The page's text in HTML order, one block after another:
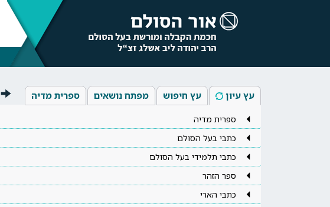
עץ עיון עץ חיפוש מפתח נושאים ספרית מדיה
ספרית מדיה
כתבי בעל הסולם
כתבי תלמידי בעל הסולם
ספר הזהר
כתבי הארי